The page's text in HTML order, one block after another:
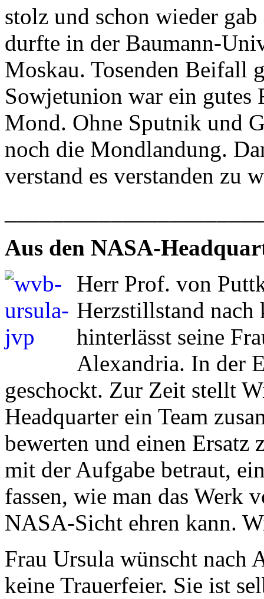
stolz und schon wieder
durfte in der Baumann-
Moskau. Tosenden Beifall
Sowjetunion war ein gutes
Mond. Ohne Sputnik und
noch die Mondlandung.
verstand es verstanden zu
Aus den NASA-
Herr Prof. von
Herzstillstand
hinterlässt seine
Alexandria. In der
geschockt. Zur Zeit stellt
Headquarter ein Team
bewerten und einen Ersatz
mit der Aufgabe betraut,
fassen, wie man das Werk
NASA-Sicht ehren kann.
Frau Ursula wünscht nach
keine Trauerfeier. Sie ist